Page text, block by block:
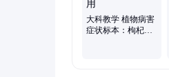
大科教学 植物病害
症状标本：枸杞白